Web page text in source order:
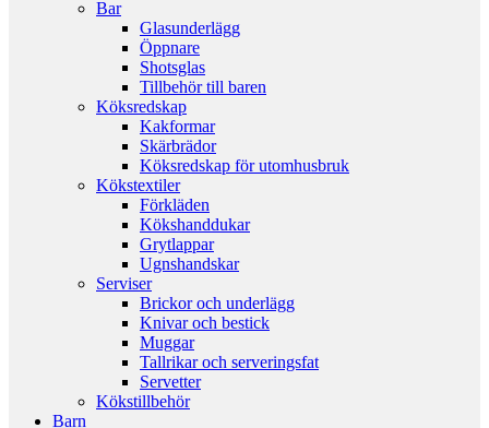
Bar
Glasunderlägg
Öppnare
Shotsglas
Tillbehör till baren
Köksredskap
Kakformar
Skärbrädor
Köksredskap för utomhusbruk
Kökstextiler
Förkläden
Kökshanddukar
Grytlappar
Ugnshandskar
Serviser
Brickor och underlägg
Knivar och bestick
Muggar
Tallrikar och serveringsfat
Servetter
Kökstillbehör
Barn